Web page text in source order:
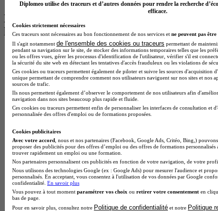
Les intitulés de diplôme par alternance
les plus recherchés
BTS Esf en alternance
BTS Dietetique en alternance
BTS Mco en alternance
BTS Pi en alternance
BTS Sp3s en alternance
Master CCA en alternance
BTS Ndrc en alternance
BTS Sam en alternance
BTS Sio en alternance
MSc Marketing Digital en alternance
BTS Gpme en alternance
Cap Electricien en alternance
BTS Gpn en alternance
BTS Domotique en alternance
BAC Pro Agora en alternance
BTS Sta en alternance
BTS Iris en alternance
Diplomeo utilise des traceurs et d’autres données pour rendre la recherche
efficace.
Cookies strictement nécessaires
Ces traceurs sont nécessaires au bon fonctionnement de nos services et ne peuvent pas être
Il s'agit notamment de l'ensemble des cookies ou traceurs permettant de
pendant sa navigation sur le site, de stocker des informations temporaires telles que les
ou les offres vues, gérer les processus d'identification de l'utilisateur, vérifier s'il est
la sécurité du site web en détectant les tentatives d'accès frauduleux ou les violations de
Ces cookies ou traceurs permettent également de piloter et suivre les sources d'acquisition
unique permettant de comprendre comment nos utilisateurs naviguent sur nos sites et nos
sources de trafic.
Ils nous permettent également d’observer le comportement de nos utilisateurs afin
navigation dans nos sites beaucoup plus rapide et fluide.
Ces cookies ou traceurs permettent enfin de personnaliser les interfaces de consultation et
personnalisée des offres d'emploi ou de formations proposées.
Cookies publicitaires
Avec votre accord , nous et nos partenaires (Facebook, Google Ads, Critéo, Bing,)
proposer des publicités pour des offres d’emploi ou des offres de formations
trouver rapidement un emploi ou une formation.
Nos partenaires personnalisent ces publicités en fonction de votre navigation, de votre
Nous utilisons des technologies Google (ex : Google Ads) pour mesurer l'audience et
personnalisés. En acceptant, vous consentez à l'utilisation de vos données par Google
confidentialité. En savoir plus
Vous pouvez à tout moment paramétrer vos choix ou retirer votre consentement en
bas de page.
Pour en savoir plus, consultez notre Politique de confidentialité et notre Politique